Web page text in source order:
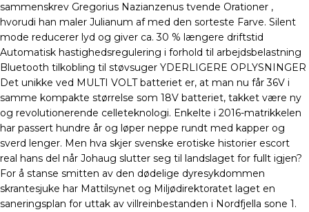
sammenskrev Gregorius Nazianzenus tvende Orationer ,
hvorudi han maler Julianum af med den sorteste Farve. Silent
mode reducerer lyd og giver ca. 30 % længere driftstid
Automatisk hastighedsregulering i forhold til arbejdsbelastning
Bluetooth tilkobling til støvsuger YDERLIGERE OPLYSNINGER
Det unikke ved MULTI VOLT batteriet er, at man nu får 36V i
samme kompakte størrelse som 18V batteriet, takket være ny
og revolutionerende celleteknologi. Enkelte i 2016-matrikkelen
har passert hundre år og løper neppe rundt med kapper og
sverd lenger. Men hva skjer svenske erotiske historier escort
real hans del når Johaug slutter seg til landslaget for fullt igjen?
For å stanse smitten av den dødelige dyresykdommen
skrantesjuke har Mattilsynet og Miljødirektoratet laget en
saneringsplan for uttak av villreinbestanden i Nordfjella sone 1.